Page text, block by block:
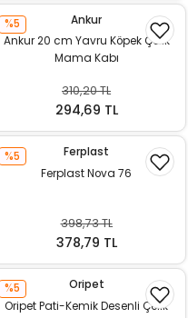
%5
Ankur
Ankur 20 cm Yavru Köpek Çelik
Mama Kabı
310,20 TL
294,69 TL
%5
Ferplast
Ferplast Nova 76
398,73 TL
378,79 TL
%5
Oripet
Oripet Pati-Kemik Desenli Çelik